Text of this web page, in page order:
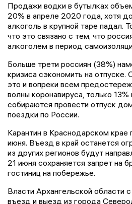
Продажи водки в бутылках
20% в апреле 2020 года, хотя
алкоголь в крупной таре падал.
что это связано с тем, что
алкоголем в период
Больше трети россиян (38%)
кризиса сэкономить на отпуске.
это и вопреки всем
волны коронавируса, только 13%
собираются провести отпуск
поездки по России.
Карантин в Краснодарском крае
июня. Въезд в край останется
из других регионов будут
21 июня сохраняется запрет на
гостиниц на побережье.
Власти Архангельской области
въезд и выезд из города